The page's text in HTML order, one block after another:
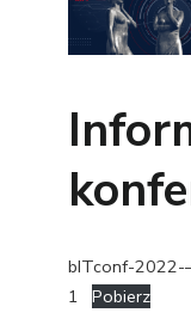
bITconf-2022-
1 Pobierz